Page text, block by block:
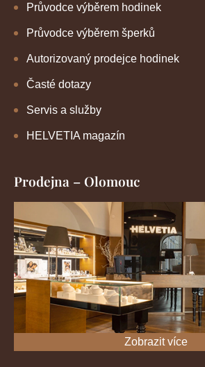
Průvodce výběrem hodinek
Průvodce výběrem šperků
Autorizovaný prodejce hodinek
Časté dotazy
Servis a služby
HELVETIA magazín
Prodejna – Olomouc
Zobrazit více